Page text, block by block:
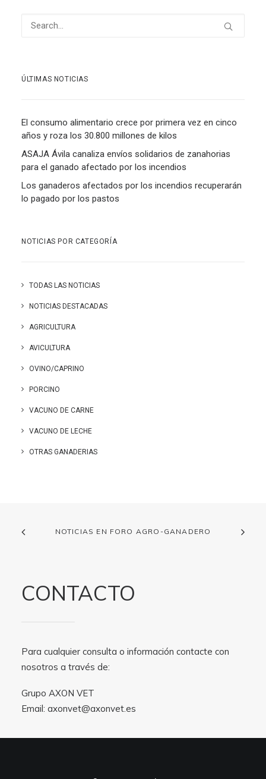
ÚLTIMAS NOTICIAS
El consumo alimentario crece por primera vez en cinco
años y roza los 30.800 millones de kilos
ASAJA Ávila canaliza envíos solidarios de zanahorias
para el ganado afectado por los incendios
Los ganaderos afectados por los incendios recuperarán
lo pagado por los pastos
NOTICIAS POR CATEGORÍA
TODAS LAS NOTICIAS
NOTICIAS DESTACADAS
AGRICULTURA
AVICULTURA
OVINO/CAPRINO
PORCINO
VACUNO DE CARNE
VACUNO DE LECHE
OTRAS GANADERIAS
NOTICIAS EN FORO AGRO-GANADERO
CONTACTO
Para cualquier consulta o información contacte con
nosotros a través de:
Grupo AXON VET
Email: axonvet@axonvet.es